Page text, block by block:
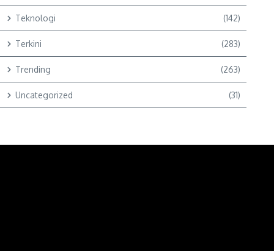
Teknologi (142)
Terkini (283)
Trending (263)
Uncategorized (31)